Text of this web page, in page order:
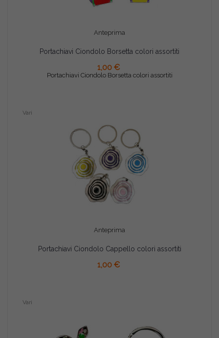
Anteprima
Portachiavi Ciondolo Borsetta colori assortiti
1,00 €
Portachiavi Ciondolo Borsetta colori assortiti
AGGIUNGI AL CARRELLO
Anteprima
Vari
Portachiavi Ciondolo Cappello colori assortiti
1,00 €
Vari